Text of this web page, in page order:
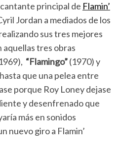
principal de Flamin’
Jordan a mediados de los
sus tres mejores
aquellas tres obras
“Flamingo”(1970) y
que una pelea entre
porque Roy Loney dejase
y desenfrenado que
más en sonidos
nuevo giro a Flamin’